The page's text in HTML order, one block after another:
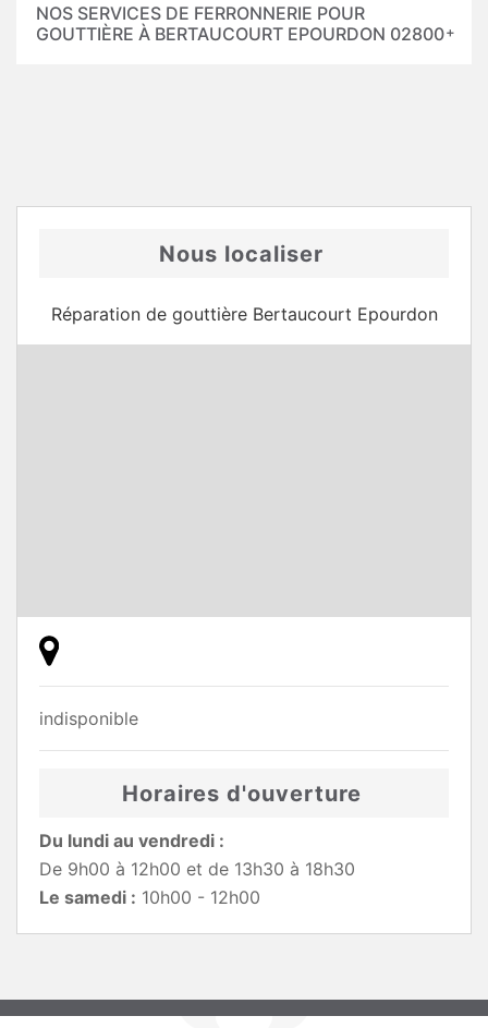
NOS SERVICES DE FERRONNERIE POUR
GOUTTIÈRE À BERTAUCOURT EPOURDON 02800
Nous localiser
Réparation de gouttière Bertaucourt Epourdon
indisponible
Horaires d'ouverture
Du lundi au vendredi :
De 9h00 à 12h00 et de 13h30 à 18h30
Le samedi : 10h00 - 12h00